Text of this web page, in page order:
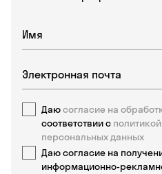
Даюсогласие на
соответствии с
персональных данных
Даю согласие на
информационно-